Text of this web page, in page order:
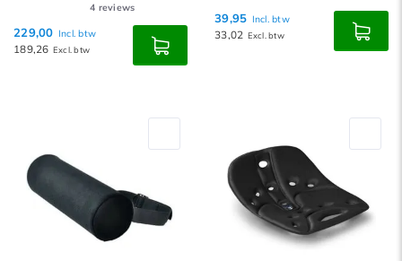
4 reviews
229,00 Incl. btw
189,26 Excl. btw
39,95 Incl. btw
33,02 Excl. btw